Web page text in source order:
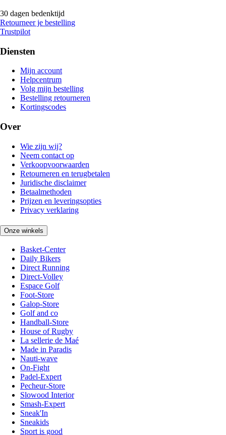
30 dagen bedenktijd
Retourneer je bestelling
Trustpilot
Diensten
Mijn account
Helpcentrum
Volg mijn bestelling
Bestelling retourneren
Kortingscodes
Over
Wie zijn wij?
Neem contact op
Verkoopvoorwaarden
Retourneren en terugbetalen
Juridische disclaimer
Betaalmethoden
Prijzen en leveringsopties
Privacy verklaring
Onze winkels
Basket-Center
Daily Bikers
Direct Running
Direct-Volley
Espace Golf
Foot-Store
Galop-Store
Golf and co
Handball-Store
House of Rugby
La sellerie de Maé
Made in Paradis
Nauti-wave
On-Fight
Padel-Expert
Pecheur-Store
Slowood Interior
Smash-Expert
Sneak'In
Sneakids
Sport is good